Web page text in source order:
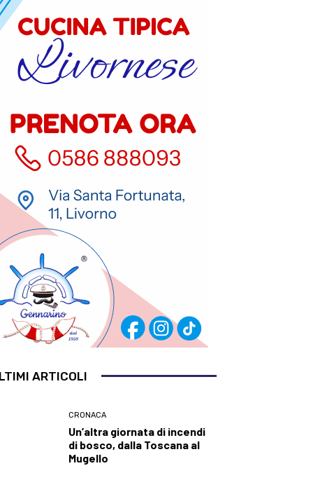
ARTICOLI
CRONACA
Un’altra giornata di incendi
di bosco, dalla Toscana al
Mugello